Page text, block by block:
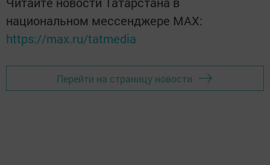
национальном мессенджере MАХ:
https://max.ru/tatmedia
Перейти на страницу новости